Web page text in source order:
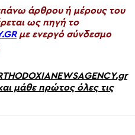
άρθρου ή μέρους του
ως πηγή το
με ενεργό σύνδεσμο
μάθε πρώτος όλες τις